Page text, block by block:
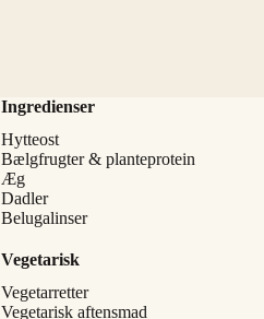
Ingredienser
Hytteost
Bælgfrugter & planteprotein
Æg
Dadler
Belugalinser
Vegetarisk
Vegetarretter
Vegetarisk aftensmad